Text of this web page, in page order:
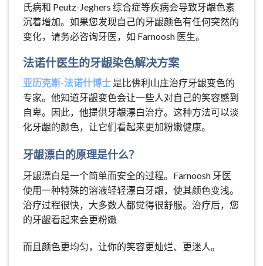
氏病和 Peutz-Jeghers 综合症等疾病会导致牙龈色素
沉着增加。如果您发现自己的牙龈颜色有任何突然的
变化，请务必咨询牙医，如 Farnoosh 医生。
法诺什医生的牙龈染色解决方案
亚历克斯-法诺什博士 是比佛利山庄治疗牙龈变色的
专家。他知道牙龈变色会让一些人对自己的笑容感到
自卑。因此，他提供牙龈漂白治疗。这种方法可以淡
化牙龈的颜色，让它们看起来更加粉嫩健康。
牙龈漂白的原理是什么？
牙龈漂白是一个简单而安全的过程。Farnoosh 牙医
使用一种特殊的溶液轻轻漂白牙龈，使其颜色变浅。
治疗过程很快，大多数人都觉得很舒服。治疗后，您
的牙龈看起来会更粉嫩
而且颜色更均匀，让你的笑容更灿烂、更迷人。